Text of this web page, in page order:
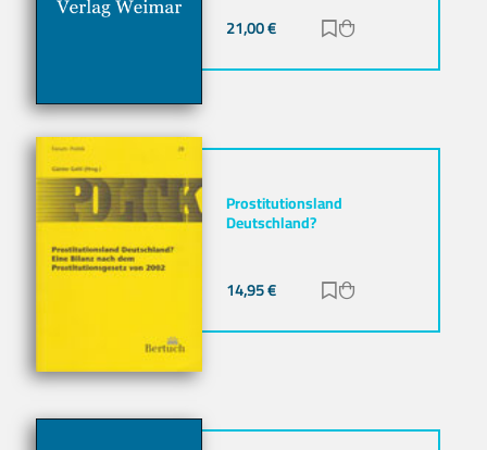
21,00€ Zur Merkliste
Prostitutionsland
Deutschland?
14,95€ Zur Merkliste